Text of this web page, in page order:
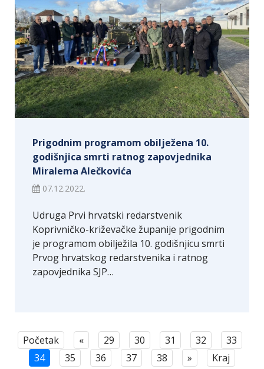
Prigodnim programom obilježena 10.
godišnjica smrti ratnog zapovjednika
Miralema Alečkovića
07.12.2022.
Udruga Prvi hrvatski redarstvenik
Koprivničko-križevačke županije prigodnim
je programom obilježila 10. godišnjicu smrti
Prvog hrvatskog redarstvenika i ratnog
zapovjednika SJP…
Početak « 29 30 31 32
33
34
35 36 37 38 »
Kraj